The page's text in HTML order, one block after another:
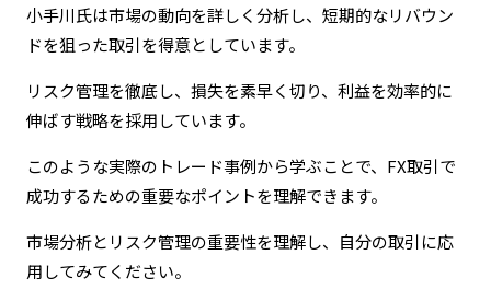
小手川氏は市場の動向を詳しく分析し、短期的なリバウン
ドを狙った取引を得意としています。
リスク管理を徹底し、損失を素早く切り、利益を効率的に
伸ばす戦略を採用しています。
このような実際のトレード事例から学ぶことで、FX取引で
成功するための重要なポイントを理解できます。
市場分析とリスク管理の重要性を理解し、自分の取引に応
用してみてください。